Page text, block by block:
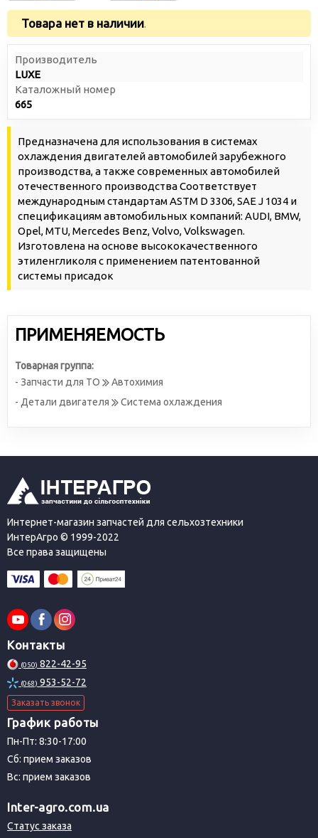
Товара нет в наличии.
Производитель
LUXE
Каталожный номер
665
Предназначена для использования в системах
охлаждения двигателей автомобилей зарубежного
производства, а также современных автомобилей
отечественного производства Соответствует
международным стандартам ASTM D 3306, SAE J 1034 и
спецификациям автомобильных компаний: AUDI, BMW,
Opel, MTU, Mercedes Benz, Volvo, Volkswagen.
Изготовлена на основе высококачественного
этиленгликоля с применением патентованной
системы присадок
ПРИМЕНЯЕМОСТЬ
Товарная группа:
- Запчасти для ТО
Автохимия
- Детали двигателя
Система охлаждения
Интернет-магазин запчастей для сельхозтехники
ИнтерАгро © 1999-2022
Все права защищены
Контакты
(050) 822-42-95
(068) 953-52-72
Заказать звонок
График работы
Пн-Пт: 8:30-17:00
Сб: прием заказов
Вс: прием заказов
Inter-agro.com.ua
Статус заказа